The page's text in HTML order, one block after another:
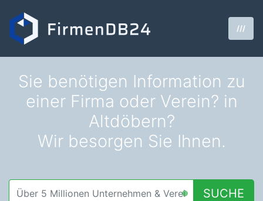
///
Sie benötigen Information zu
einer Firma oder Verein? in
Altdöbern?
Wir besorgen Sie Ihnen.
SUCHE